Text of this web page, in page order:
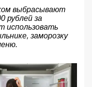
выбрасывают
рублей за
использовать
заморозку